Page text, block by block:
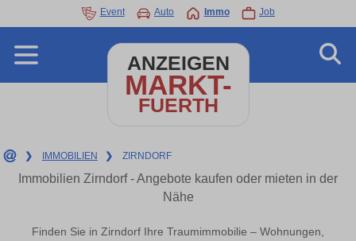
Event Auto Immo Job
ANZEIGEN
MARKT-
FUERTH
❯ IMMOBILIEN ❯ ZIRNDORF
Immobilien Zirndorf - Angebote kaufen oder mieten in der
Nähe
Finden Sie in Zirndorf Ihre Traumimmobilie – Wohnungen,